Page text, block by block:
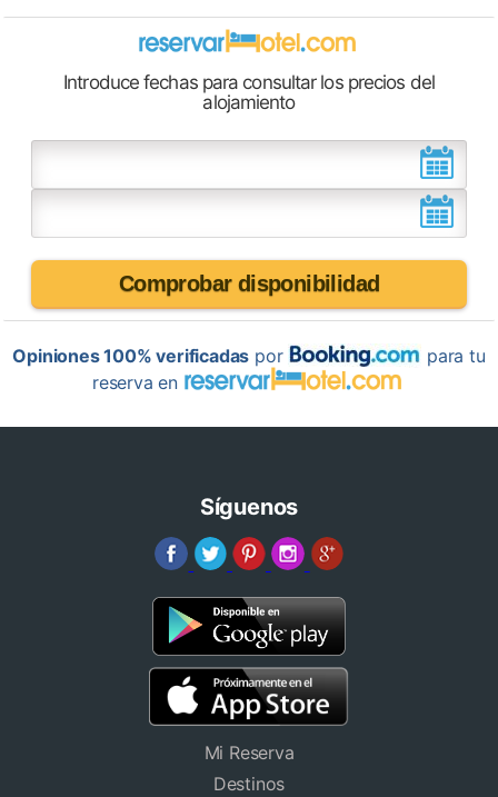
Introduce fechas para consultar los precios del
alojamiento
Comprobar disponibilidad
Opiniones 100% verificadas por
para tu
reserva en
Síguenos
Mi Reserva
Destinos